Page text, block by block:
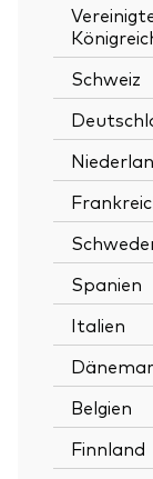
Schweiz
Spanien
Italien
Belgien
Finnland